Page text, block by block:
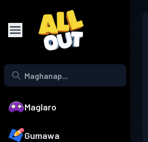
Maglaro
Gumawa